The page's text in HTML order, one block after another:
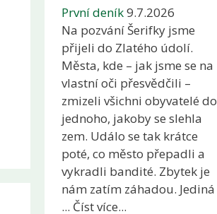
První deník9.7.2026
Na pozvání Šerifky jsme
přijeli do Zlatého údolí.
Města, kde – jak jsme se na
vlastní oči přesvědčili –
zmizeli všichni obyvatelé do
jednoho, jakoby se slehla
zem. Událo se tak krátce
poté, co město přepadli a
vykradli bandité. Zbytek je
nám zatím záhadou. Jediná
... Číst více...